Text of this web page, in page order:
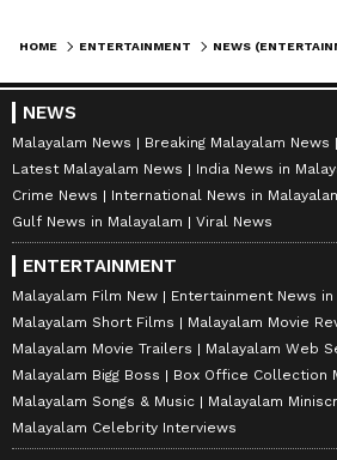
HOME ENTERTAINMENT NEWS
NEWS
Malayalam News
Breaking Malayalam News
Latest Malayalam News
India News in
Crime News
International News in
Gulf News in Malayalam
Viral News
ENTERTAINMENT
Malayalam Film New
Entertainment News in
Malayalam Short Films
Malayalam Movie
Malayalam Movie Trailers
Malayalam Web
Malayalam Bigg Boss
Box Office Collection
Malayalam Songs & Music
Malayalam
Malayalam Celebrity Interviews